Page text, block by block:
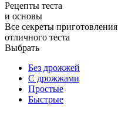
Рецепты теста
и основы
Все секреты приготовления
отличного теста
Выбрать
Без дрожжей
С дрожжами
Простые
Быстрые